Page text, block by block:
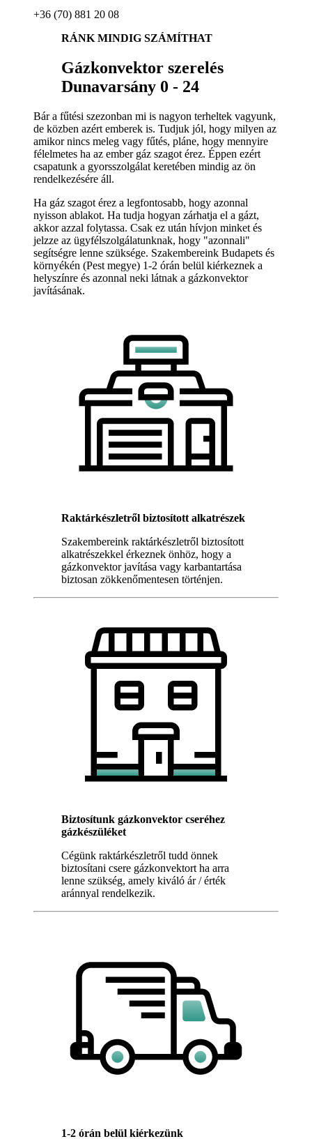
+36 (70) 881 20 08
RÁNK MINDIG SZÁMÍTHAT
Gázkonvektor szerelés
Dunavarsány 0 - 24
Bár a fűtési szezonban mi is nagyon terheltek vagyunk,
de közben azért emberek is. Tudjuk jól, hogy milyen az
amikor nincs meleg vagy fűtés, pláne, hogy mennyire
félelmetes ha az ember gáz szagot érez. Éppen ezért
csapatunk a gyorsszolgálat keretében mindig az ön
rendelkezésére áll.
Ha gáz szagot érez a legfontosabb, hogy azonnal
nyisson ablakot. Ha tudja hogyan zárhatja el a gázt,
akkor azzal folytassa. Csak ez után hívjon minket és
jelzze az ügyfélszolgálatunknak, hogy "azonnali"
segítségre lenne szüksége. Szakembereink Budapets és
környékén (Pest megye) 1-2 órán belül kiérkeznek a
helyszínre és azonnal neki látnak a gázkonvektor
javításának.
Raktárkészletről biztosított alkatrészek
Szakembereink raktárkészletről biztosított
alkatrészekkel érkeznek önhöz, hogy a
gázkonvektor javítása vagy karbantartása
biztosan zökkenőmentesen történjen.
Biztosítunk gázkonvektor cseréhez
gázkészüléket
Cégünk raktárkészletről tudd önnek
biztosítani csere gázkonvektort ha arra
lenne szükség, amely kiváló ár / érték
aránnyal rendelkezik.
1-2 órán belül kiérkezünk